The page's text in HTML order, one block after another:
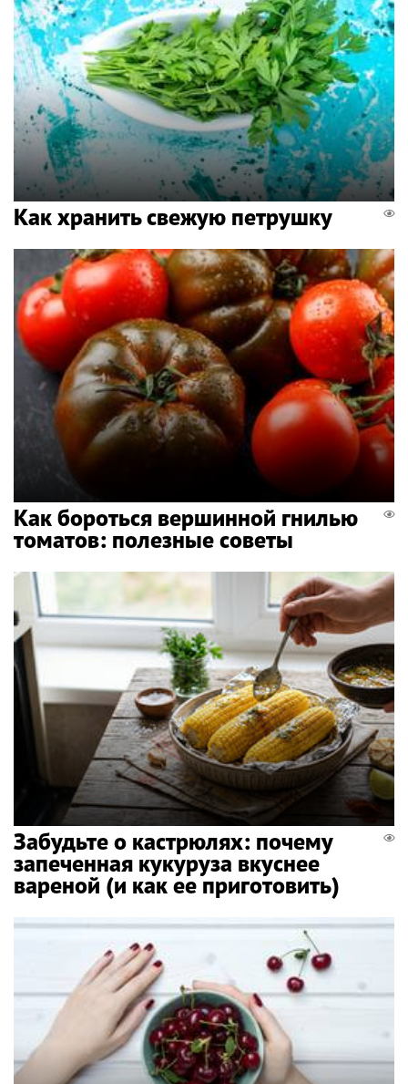
Как хранить свежую петрушку
Как бороться вершинной гнилью
томатов: полезные советы
Забудьте о кастрюлях: почему
запеченная кукуруза вкуснее
вареной (и как ее приготовить)